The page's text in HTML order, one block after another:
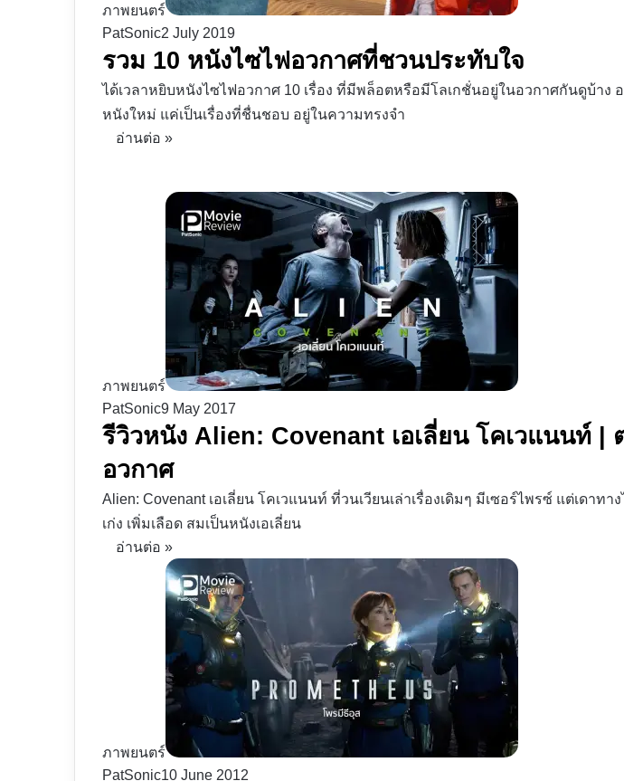
ภาพยนตร์
PatSonic2 July 2019
รวม 10 หนังไซไฟอวกาศที่ชวนประทับใจ
ได้เวลาหยิบหนังไซไฟอวกาศ 10 เรื่อง ที่มีพล็อตหรือมีโลเกชั่นอยู่ในอวกาศกันดูบ้าง อ
หนังใหม่ แค่เป็นเรื่องที่ชื่นชอบ อยู่ในความทรงจำ
อ่านต่อ »
ภาพยนตร์
PatSonic9 May 2017
รีวิวหนัง Alien: Covenant เอเลี่ยน โคเวแนนท์ |
อวกาศ
Alien: Covenant เอเลี่ยน โคเวแนนท์ ที่วนเวียนเล่าเรื่องเดิมๆ มีเซอร์ไพรซ์ แต่เดา
เก่ง เพิ่มเลือด สมเป็นหนังเอเลี่ยน
อ่านต่อ »
ภาพยนตร์
PatSonic10 June 2012